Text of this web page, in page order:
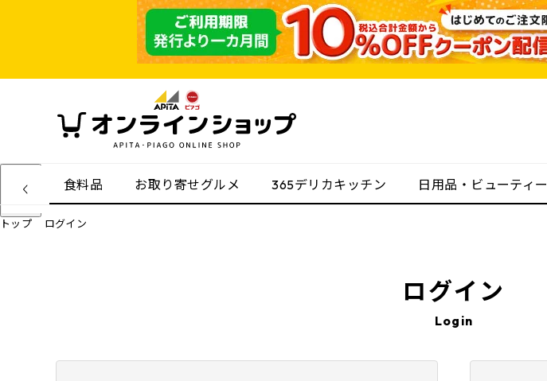
食料品 お取り寄せグルメ 365デリカキッチン 日用品・ビューティー
トップ ログイン
ログイン
Login